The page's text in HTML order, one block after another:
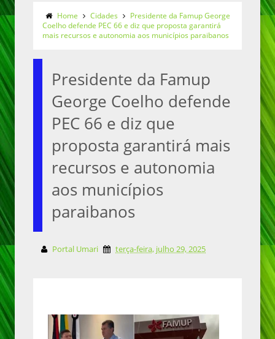
Home Cidades
Presidente da Famup George
Coelho defende PEC 66 e diz que proposta garantirá
mais recursos e autonomia aos municípios paraibanos
Presidente da Famup
George Coelho defende
PEC 66 e diz que
proposta garantirá mais
recursos e autonomia
aos municípios
paraibanos
Portal Umari terça-feira, julho 29, 2025